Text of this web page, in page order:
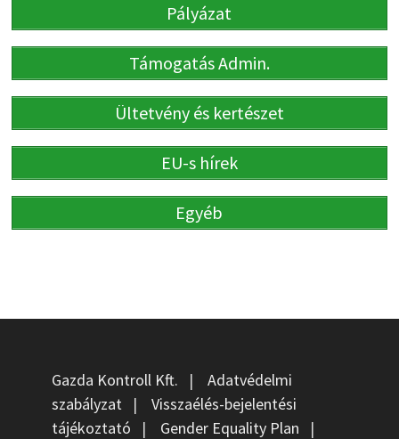
Pályázat
Támogatás Admin.
Ültetvény és kertészet
EU-s hírek
Egyéb
Gazda Kontroll Kft. | Adatvédelmi
szabályzat | Visszaélés-bejelentési
tájékoztató | Gender Equality Plan |